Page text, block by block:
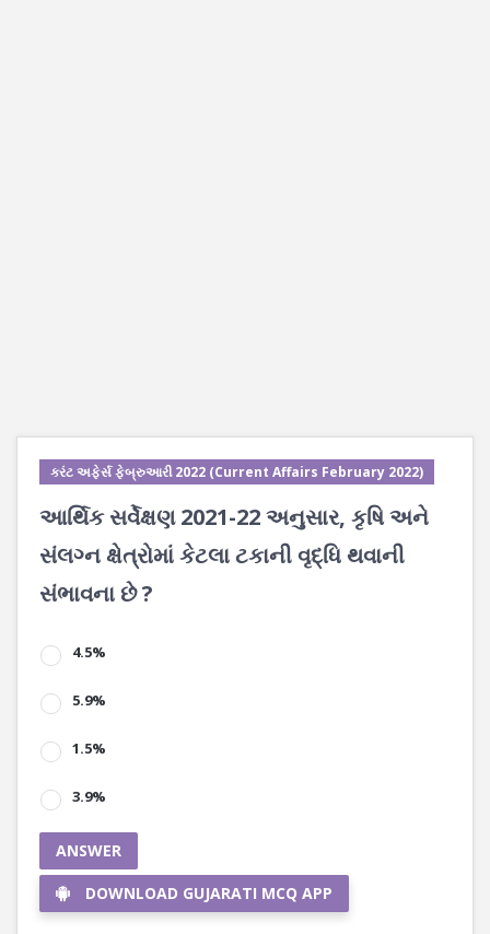
કરંટ અફેર્સ ફેબ્રુઆરી 2022 (Current Affairs February 2022)
આર્થિક સર્વેક્ષણ 2021-22 અનુસાર, કૃષિ અને
સંલગ્ન ક્ષેત્રોમાં કેટલા ટકાની વૃદ્ધિ થવાની
સંભાવના છે ?
4.5%
5.9%
1.5%
3.9%
ANSWER
DOWNLOAD GUJARATI MCQ APP